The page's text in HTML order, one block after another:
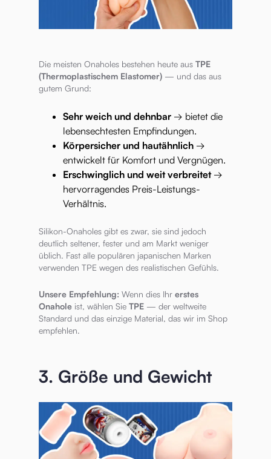
Die meisten Onaholes bestehen heute aus TPE
(Thermoplastischem Elastomer) — und das aus
gutem Grund:
Sehr weich und dehnbar → bietet die
lebensechtesten Empfindungen.
Körpersicher und hautähnlich →
entwickelt für Komfort und Vergnügen.
Erschwinglich und weit verbreitet→
hervorragendes Preis-Leistungs-
Verhältnis.
Silikon-Onaholes gibt es zwar, sie sind jedoch
deutlich seltener, fester und am Markt weniger
üblich. Fast alle populären japanischen Marken
verwenden TPE wegen des realistischen Gefühls.
Unsere Empfehlung: Wenn dies Ihr erstes
Onahole ist, wählen Sie TPE — der weltweite
Standard und das einzige Material, das wir im Shop
empfehlen.
3. Größe und Gewicht